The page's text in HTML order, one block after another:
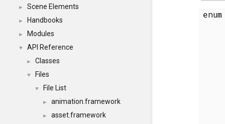
► Scene Elements
► Handbooks
► Modules
▼ API Reference
► Classes
▼ Files
▼ File List
► animation.framework
► asset.framework